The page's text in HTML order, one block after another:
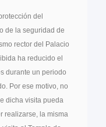
del
de la seguridad de
rector del Palacio
ha reducido el
durante un periodo
Por ese motivo, no
dicha visita pueda
realizarse, la misma